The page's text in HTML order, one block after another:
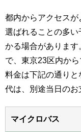
都内からアクセス
選ばれることの多
かる場合がありま
で、東京23区内か
料金は下記の通り
代は、別途当日のお
マイクロバス